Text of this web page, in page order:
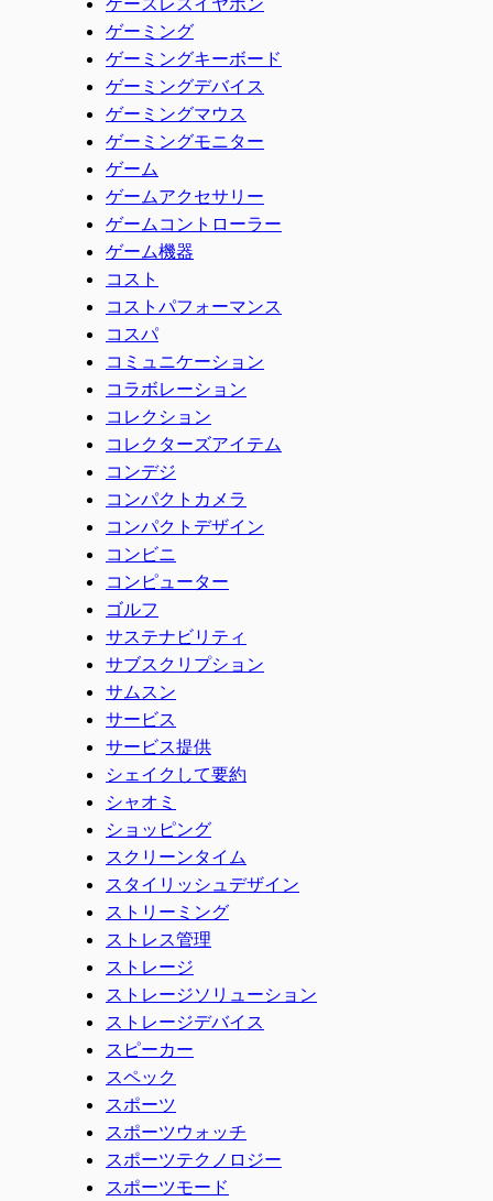
ゲーミング
ゲーミングキーボード
ゲーミングデバイス
ゲーミングマウス
ゲーミングモニター
ゲーム
ゲームアクセサリー
ゲームコントローラー
ゲーム機器
コスト
コストパフォーマンス
コスパ
コミュニケーション
コラボレーション
コレクション
コレクターズアイテム
コンデジ
コンパクトカメラ
コンパクトデザイン
コンビニ
コンピューター
ゴルフ
サステナビリティ
サブスクリプション
サムスン
サービス
サービス提供
シェイクして要約
シャオミ
ショッピング
スクリーンタイム
スタイリッシュデザイン
ストリーミング
ストレス管理
ストレージ
ストレージソリューション
ストレージデバイス
スピーカー
スペック
スポーツ
スポーツウォッチ
スポーツテクノロジー
スポーツモード